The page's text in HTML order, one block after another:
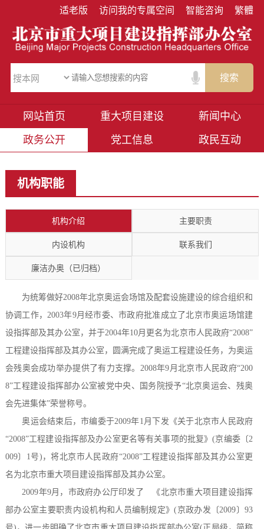
适老版 访问我的专属空间 智能咨询 繁體
搜索
网站首页 重大项目建设
新闻中心
政务公开
党工信息 政民互动
机构职能
机构介绍 主要职责
内设机构 联系我们
廉洁办奥（已归档）
为统筹做好2008年北京奥运会场馆及配套设施建设的综合组织和
协调工作，2003年9月经市委、市政府批准成立了北京市奥运场馆建
设指挥部及其办公室，并于2004年10月更名为北京市人民政府“2008”
工程建设指挥部及其办公室，圆满完成了奥运工程建设任务，为奥运
会残奥会成功举办提供了有力支撑。2008年9月北京市人民政府“200
8”工程建设指挥部办公室被党中央、国务院授予“北京奥运会、残奥
会先进集体”荣誉称号。
奥运会结束后，市编委于2009年1月下发《关于北京市人民政府
“2008”工程建设指挥部及办公室更名等有关事项的批复》(京编委〔2
009〕1号)，将北京市人民政府“2008”工程建设指挥部及其办公室更
名为北京市重大项目建设指挥部及其办公室。
2009年9月，市政府办公厅印发了 《北京市重大项目建设指挥
部办公室主要职责内设机构和人员编制规定》(京政办发〔2009〕93